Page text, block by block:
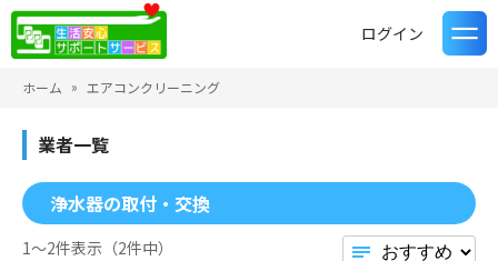
ログイン
ホーム エアコンクリーニング
業者一覧
浄水器の取付・交換
1〜2件表示（2件中）